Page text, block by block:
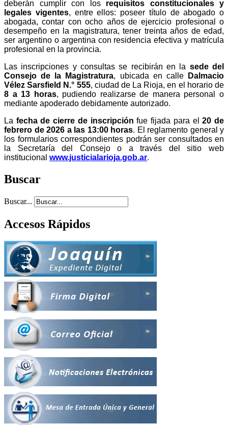
deberán cumplir con los requisitos constitucionales y
legales vigentes, entre ellos: poseer título de abogado o
abogada, contar con ocho años de ejercicio profesional o
desempeño en la magistratura, tener treinta años de edad,
ser argentino o argentina con residencia efectiva y matrícula
profesional en la provincia.
Las inscripciones y consultas se recibirán en la sede del
Consejo de la Magistratura, ubicada en calle
Dalmacio
Vélez Sarsfield N.° 555, ciudad de La Rioja, en el horario de
8 a 13 horas, pudiendo realizarse de manera personal o
mediante apoderado debidamente autorizado.
La fecha de cierre de inscripción fue fijada para el20 de
febrero de 2026 a las 13:00 horas. El reglamento general y
los formularios correspondientes podrán ser consultados en
la Secretaría del Consejo o a través del sitio web
institucional www.justicialarioja.gob.ar.
Buscar
Buscar...
Accesos Rápidos